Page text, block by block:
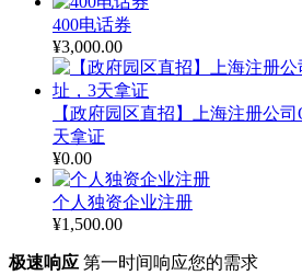
400电话券
¥3,000.00
【政府园区直招】上海注册公
天拿证
¥0.00
个人独资企业注册
¥1,500.00
极速响应 第一时间响应您的需求